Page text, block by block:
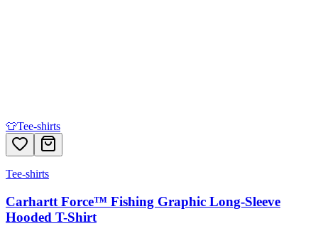
👕Tee-shirts
Tee-shirts
Carhartt Force™ Fishing Graphic Long-Sleeve
Hooded T-Shirt